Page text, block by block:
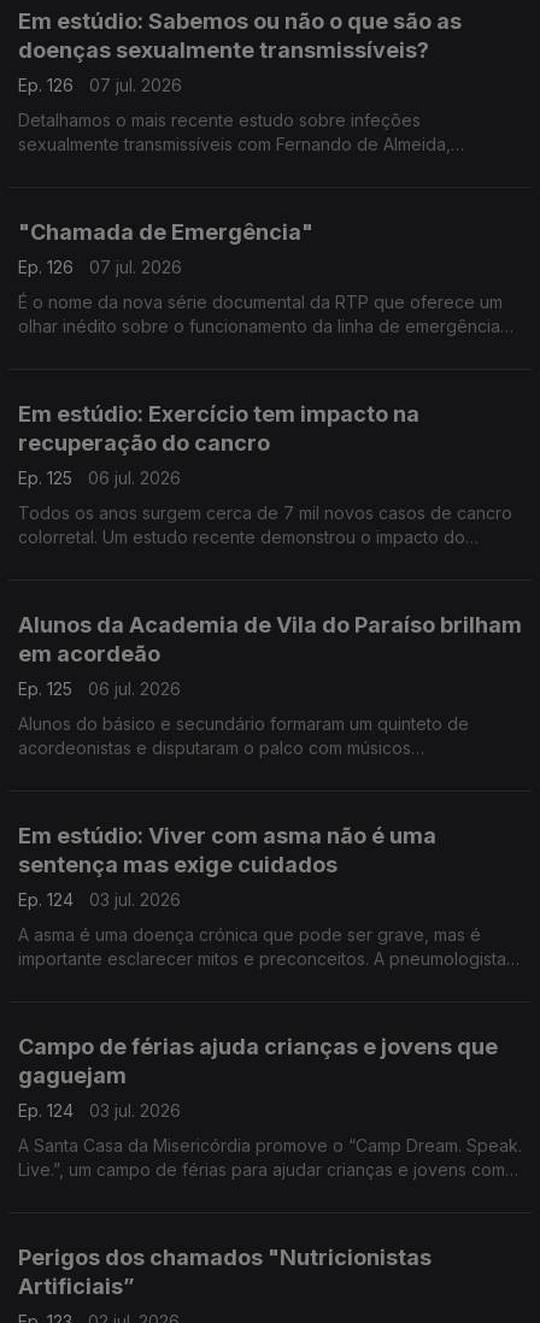
Em estúdio: Sabemos ou não o que são as
doenças sexualmente transmissíveis?
Ep. 126
07 jul. 2026
Detalhamos o mais recente estudo sobre infeções
sexualmente transmissíveis com Fernando de Almeida,
"Chamada de Emergência"
Ep. 126
07 jul. 2026
É o nome da nova série documental da RTP que oferece um
olhar inédito sobre o funcionamento da linha de emergência
Em estúdio: Exercício tem impacto na
recuperação do cancro
Ep. 125
06 jul. 2026
Todos os anos surgem cerca de 7 mil novos casos de cancro
colorretal. Um estudo recente demonstrou o impacto do
Alunos da Academia de Vila do Paraíso brilham
em acordeão
Ep. 125
06 jul. 2026
Alunos do básico e secundário formaram um quinteto de
acordeonistas e disputaram o palco com músicos
Em estúdio: Viver com asma não é uma
sentença mas exige cuidados
Ep. 124
03 jul. 2026
A asma é uma doença crónica que pode ser grave, mas é
importante esclarecer mitos e preconceitos. A pneumologista
Campo de férias ajuda crianças e jovens que
gaguejam
Ep. 124
03 jul. 2026
A Santa Casa da Misericórdia promove o “Camp Dream. Speak.
Live.”, um campo de férias para ajudar crianças e jovens com
Perigos dos chamados "Nutricionistas
Artificiais”